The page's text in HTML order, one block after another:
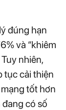
đúng hạn
và “khiêm
nhiên,
tục cải thiện
tốt hơn
có số